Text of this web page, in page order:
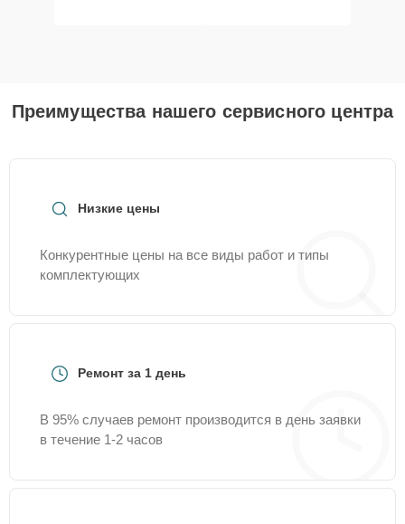
Преимущества нашего сервисного центра
Низкие цены
Конкурентные цены на все виды работ и типы
комплектующих
Ремонт за 1 день
В 95% случаев ремонт производится в день заявки
в течение 1-2 часов